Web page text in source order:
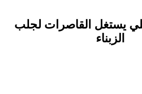
يستغل القاصرات لجلب
الزبناء